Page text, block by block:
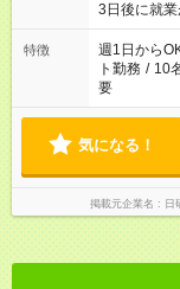
3日後に就業
特徴 週1日から
ト勤務 / 10
要
気になる！
掲載元企業名 日